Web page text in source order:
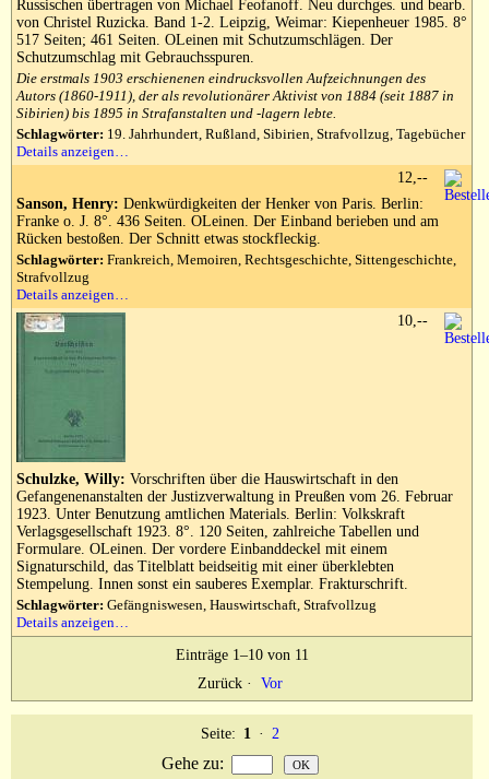
Russischen übertragen von Michael Feofanoff. Neu durchges. und bearb.
von Christel Ruzicka. Band 1-2. Leipzig, Weimar: Kiepenheuer 1985. 8°
517 Seiten; 461 Seiten. OLeinen mit Schutzumschlägen. Der
Schutzumschlag mit Gebrauchsspuren.
Die erstmals 1903 erschienenen eindrucksvollen Aufzeichnungen des
Autors (1860-1911), der als revolutionärer Aktivist von 1884 (seit 1887 in
Sibirien) bis 1895 in Strafanstalten und -lagern lebte.
Schlagwörter: 19. Jahrhundert, Rußland, Sibirien, Strafvollzug, Tagebücher
Details anzeigen…
Sanson, Henry: Denkwürdigkeiten der Henker von Paris. Berlin:
Franke o. J. 8°. 436 Seiten. OLeinen. Der Einband berieben und am
Rücken bestoßen. Der Schnitt etwas stockfleckig.
Schlagwörter: Frankreich, Memoiren, Rechtsgeschichte, Sittengeschichte,
Strafvollzug
Details anzeigen…
12,--
Schulzke, Willy: Vorschriften über die Hauswirtschaft in den
Gefangenenanstalten der Justizverwaltung in Preußen vom 26. Februar
1923. Unter Benutzung amtlichen Materials. Berlin: Volkskraft
Verlagsgesellschaft 1923. 8°. 120 Seiten, zahlreiche Tabellen und
Formulare. OLeinen. Der vordere Einbanddeckel mit einem
Signaturschild, das Titelblatt beidseitig mit einer überklebten
Stempelung. Innen sonst ein sauberes Exemplar. Frakturschrift.
Schlagwörter: Gefängniswesen, Hauswirtschaft, Strafvollzug
Details anzeigen…
10,--
Einträge 1–10 von 11
Zurück· Vor
Seite: 1 · 2
Gehe zu: